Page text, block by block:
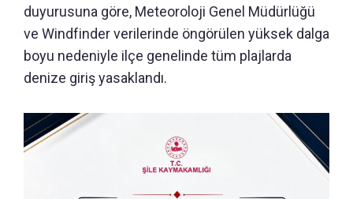
duyurusuna göre, Meteoroloji Genel Müdürlüğü
ve Windfinder verilerinde öngörülen yüksek dalga
boyu nedeniyle ilçe genelinde tüm plajlarda
denize giriş yasaklandı.